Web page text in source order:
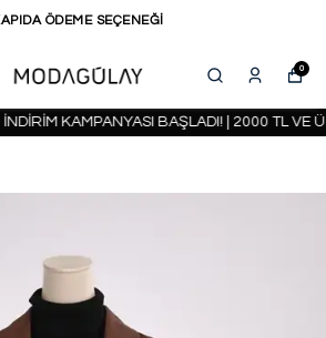
ÖDEME SEÇENEĞİ
0
KAMPANYASI BAŞLADI! | 2000 TL VE